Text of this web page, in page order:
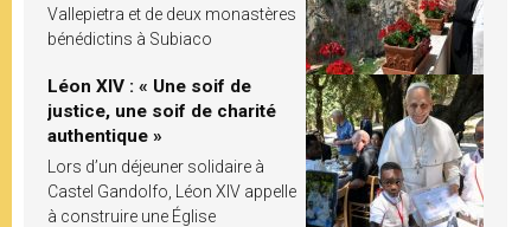
Vallepietra et de deux monastères
bénédictins à Subiaco
Léon XIV : « Une soif de
justice, une soif de charité
authentique »
Lors d’un déjeuner solidaire à
Castel Gandolfo, Léon XIV appelle
à construire une Église